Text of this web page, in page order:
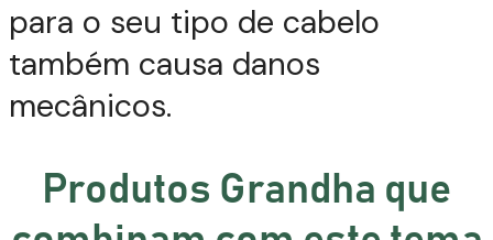
para o seu tipo de cabelo
também causa danos
mecânicos.
Produtos Grandha que